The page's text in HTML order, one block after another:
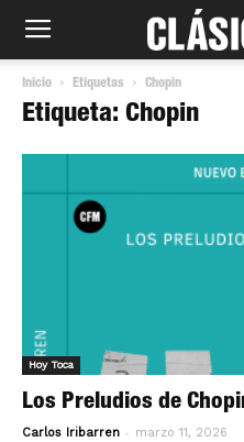
Inicio Etiquetas Chopin
Etiqueta: Chopin
Hoy Toca
Los Preludios de
Carlos Iribarren - marzo 11, 2026